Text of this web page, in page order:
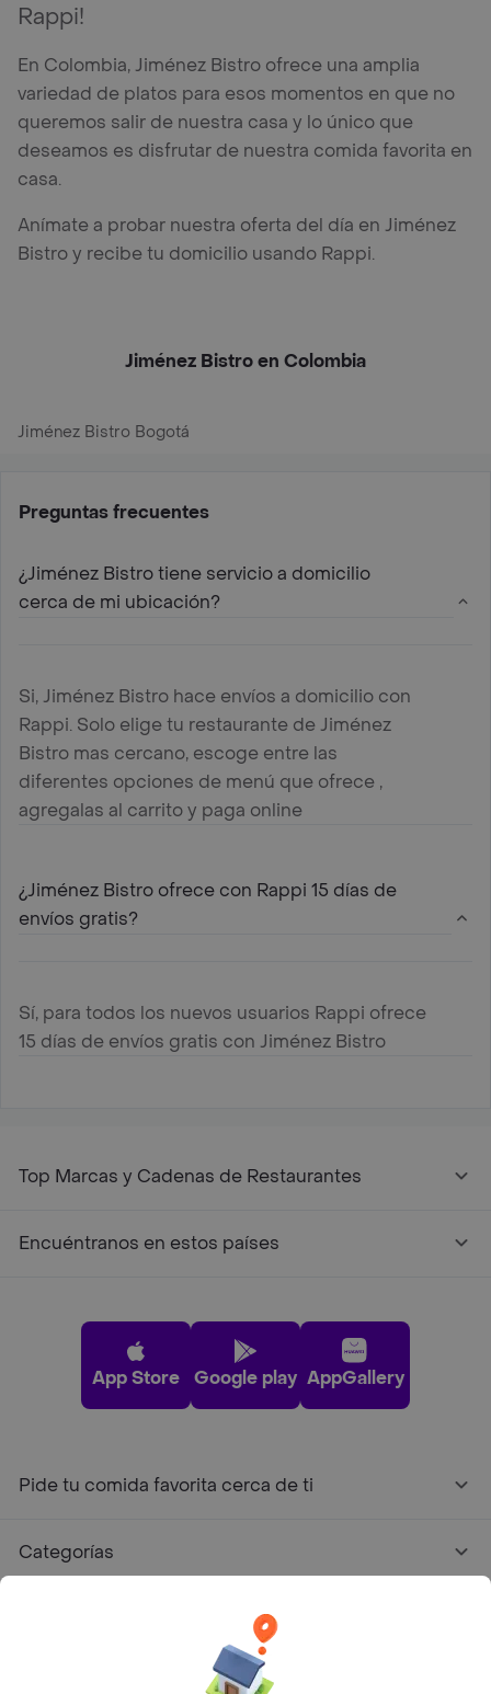
Rappi!
En Colombia, Jiménez Bistro ofrece una amplia
variedad de platos para esos momentos en que no
queremos salir de nuestra casa y lo único que
deseamos es disfrutar de nuestra comida favorita en
casa.
Anímate a probar nuestra oferta del día en Jiménez
Bistro y recibe tu domicilio usando Rappi.
Jiménez Bistro en Colombia
Jiménez Bistro Bogotá
Preguntas frecuentes
¿Jiménez Bistro tiene servicio a domicilio
cerca de mi ubicación?
Si, Jiménez Bistro hace envíos a domicilio con
Rappi. Solo elige tu restaurante de Jiménez
Bistro mas cercano, escoge entre las
diferentes opciones de menú que ofrece ,
agregalas al carrito y paga online
¿Jiménez Bistro ofrece con Rappi 15 días de
envíos gratis?
Sí, para todos los nuevos usuarios Rappi ofrece
15 días de envíos gratis con Jiménez Bistro
Top Marcas y Cadenas de Restaurantes
Encuéntranos en estos países
App Store Google play AppGallery
Pide tu comida favorita cerca de ti
Categorías